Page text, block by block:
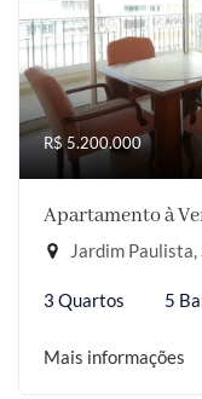
R$ 5.200.000
Apartamento à
Jardim Paulista,
3 Quartos 5
Mais informações